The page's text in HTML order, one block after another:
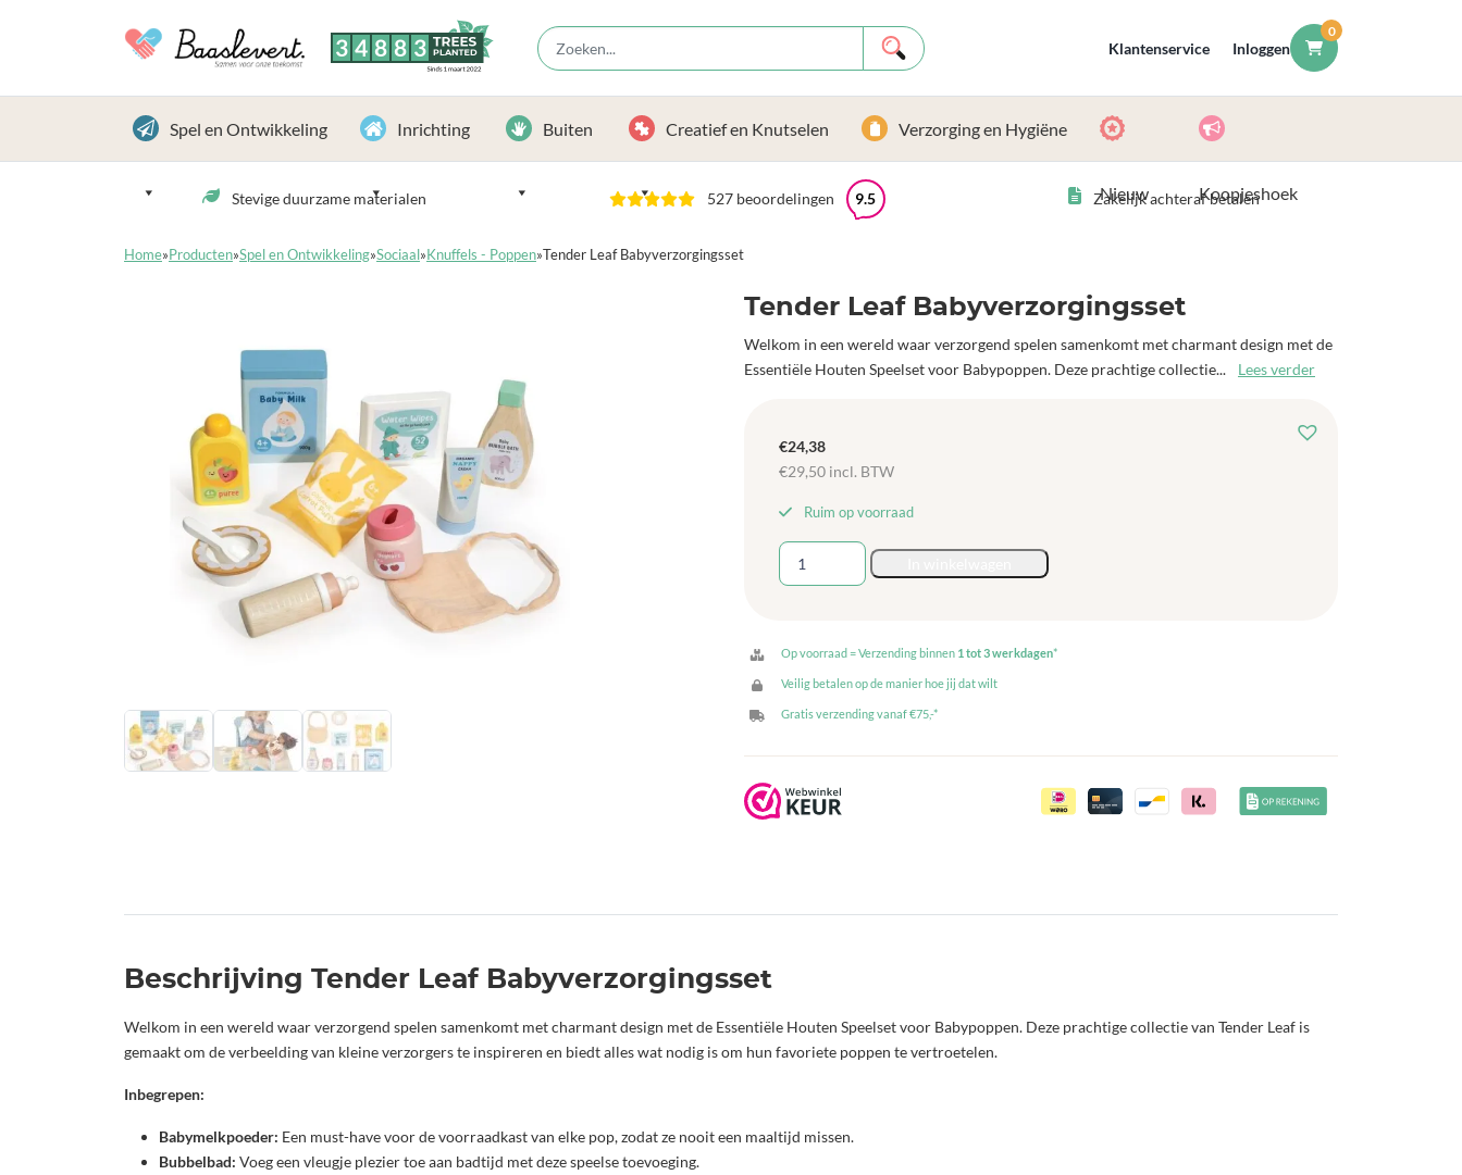
3 4 8 8 3 TREES
PLANTED
Sinds 1 maart 2022
Klantenservice Inloggen
0
Spel en Ontwikkeling Inrichting Buiten Creatief en Knutselen Verzorging en Hygiëne
Nieuw Koopjeshoek
Stevige duurzame materialen 527 beoordelingen 9.5 Zakelijk achteraf betalen
Home» Producten»Spel en Ontwikkeling»Sociaal » Knuffels - Poppen»Tender Leaf Babyverzorgingsset
Tender Leaf Babyverzorgingsset
Welkom in een wereld waar verzorgend spelen samenkomt met charmant design met de
Essentiële Houten Speelset voor Babypoppen. Deze prachtige collectie...
Lees verder
€24,38
€29,50 incl. BTW
Ruim op voorraad
Tender
Leaf
Op voorraad = Verzending binnen 1 tot 3 werkdagen*
Veilig betalen op de manier hoe jij dat wilt
Gratis verzending vanaf €75,-*
Beschrijving Tender Leaf Babyverzorgingsset
Welkom in een wereld waar verzorgend spelen samenkomt met charmant design met de Essentiële Houten Speelset voor Babypoppen. Deze prachtige collectie van Tender Leaf is
gemaakt om de verbeelding van kleine verzorgers te inspireren en biedt alles wat nodig is om hun favoriete poppen te vertroetelen.
Inbegrepen:
Babymelkpoeder: Een must-have voor de voorraadkast van elke pop, zodat ze nooit een maaltijd missen.
Bubbelbad: Voeg een vleugje plezier toe aan badtijd met deze speelse toevoeging.